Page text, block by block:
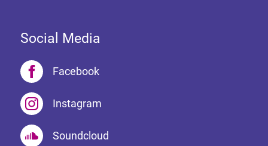
Social Media
Facebook
Instagram
Soundcloud